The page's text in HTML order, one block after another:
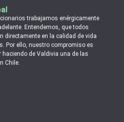
trabajamos enérgicamente
Entendemos, que todos
directamente en la calidad de vida
Por ello, nuestro compromiso es
de Valdivia una de las
Chile.